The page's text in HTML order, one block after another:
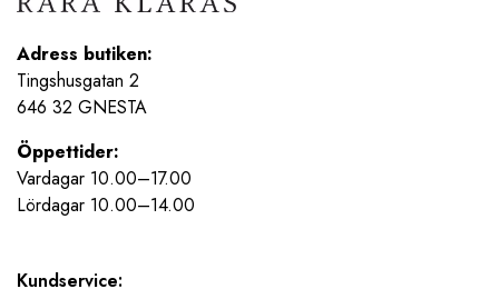
Adress butiken:
Tingshusgatan 2
646 32 GNESTA
Öppettider:
Vardagar 10.00–17.00
Lördagar 10.00–14.00
Kundservice: